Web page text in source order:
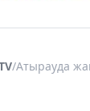
/Атырауда